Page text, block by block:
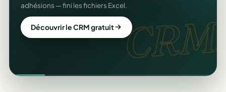
CRM.
adhésions — fini les fichiers Excel.
Découvrir le CRM gratuit